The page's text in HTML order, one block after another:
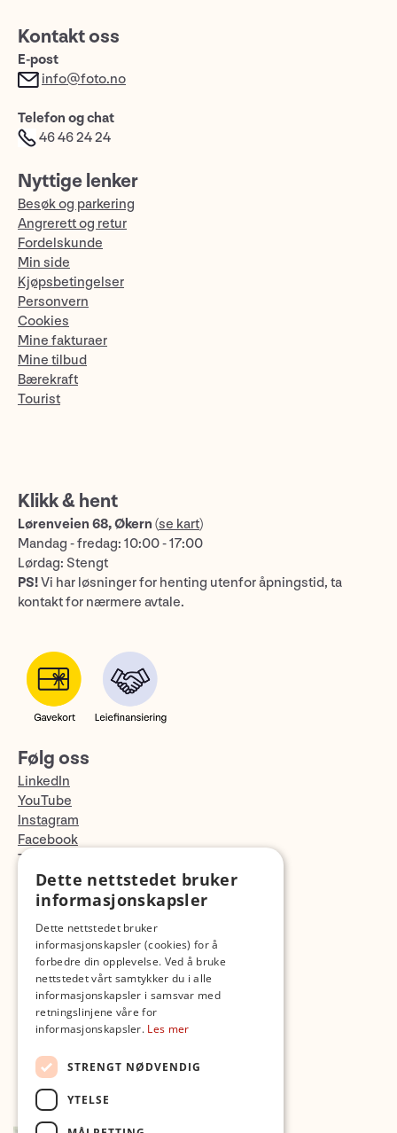
Kontakt oss
E-post
info@foto.no
Telefon og chat
46 46 24 24
Nyttige lenker
Besøk og parkering
Angrerett og retur
Fordelskunde
Min side
Kjøpsbetingelser
Personvern
Cookies
Mine fakturaer
Mine tilbud
Bærekraft
Tourist
Klikk & hent
Lørenveien 68, Økern (se kart)
Mandag - fredag: 10:00 - 17:00
Lørdag: Stengt
PS!Vi har løsninger for henting utenfor åpningstid, ta
kontakt for nærmere avtale.
Følg oss
LinkedIn
YouTube
Instagram
Facebook
TikTok
Fotopodden
Dette nettstedet bruker
informasjonskapsler
Dette nettstedet bruker
informasjonskapsler (cookies) for å
forbedre din opplevelse. Ved å bruke
nettstedet vårt samtykker du i alle
informasjonskapsler i samsvar med
retningslinjene våre for
informasjonskapsler. Les mer
STRENGT NØDVENDIG
YTELSE